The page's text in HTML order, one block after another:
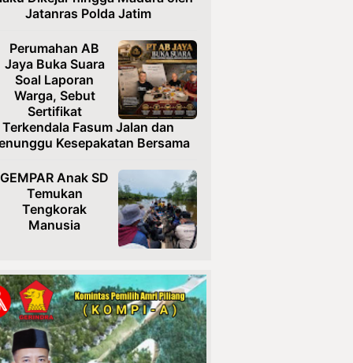
Jatanras Polda Jatim
Perumahan AB
Jaya Buka Suara
Soal Laporan
Warga, Sebut
Sertifikat
Terkendala Fasum Jalan dan
Kesepakatan Bersama
GEMPAR Anak SD
Temukan
Tengkorak
Manusia
Usai Diteror,
Ketua TRINUSA
Resmi Laporkan
Ancaman ke
Polresta
Pasuruan